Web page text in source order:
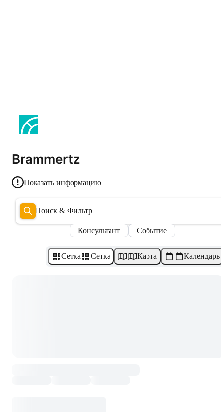
Brammertz
Показать информацию
Поиск & Фильтр
Консультант Событие
Сетка Сетка Карта Календарь